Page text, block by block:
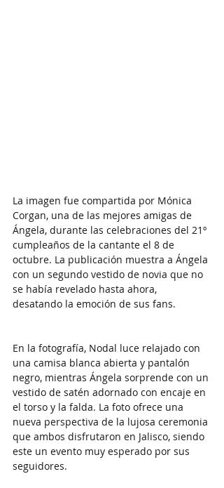
La imagen fue compartida por Mónica
Corgan, una de las mejores amigas de
Ángela, durante las celebraciones del 21º
cumpleaños de la cantante el 8 de
octubre. La publicación muestra a Ángela
con un segundo vestido de novia que no
se había revelado hasta ahora,
desatando la emoción de sus fans.
En la fotografía, Nodal luce relajado con
una camisa blanca abierta y pantalón
negro, mientras Ángela sorprende con un
vestido de satén adornado con encaje en
el torso y la falda. La foto ofrece una
nueva perspectiva de la lujosa ceremonia
que ambos disfrutaron en Jalisco, siendo
este un evento muy esperado por sus
seguidores.